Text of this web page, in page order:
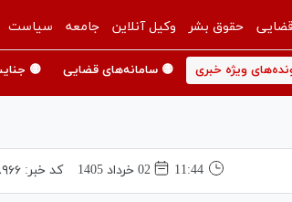
قضایی حقوق بشر وکیل آنلاین جامعه سیاست
ویژه خبری 🟡 سامانه‌های قضایی 🟡
11:44 02 خرداد 1405 کد خبر: